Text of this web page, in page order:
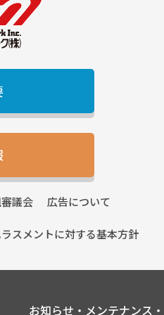
審議会 広告について
スメントに対する基本方針
お知らせ・メンテナンス